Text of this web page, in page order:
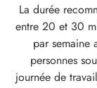
La durée
entre 20 et 30
par semaine
personnes
journée de